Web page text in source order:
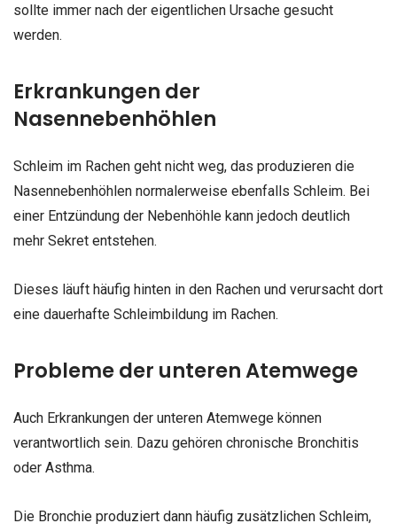
sollte immer nach der eigentlichen Ursache gesucht
werden.
Erkrankungen der
Nasennebenhöhlen
Schleim im Rachen geht nicht weg, das produzieren die
Nasennebenhöhlen normalerweise ebenfalls Schleim. Bei
einer Entzündung der Nebenhöhle kann jedoch deutlich
mehr Sekret entstehen.
Dieses läuft häufig hinten in den Rachen und verursacht dort
eine dauerhafte Schleimbildung im Rachen.
Probleme der unteren Atemwege
Auch Erkrankungen der unteren Atemwege können
verantwortlich sein. Dazu gehören chronische Bronchitis
oder Asthma.
Die Bronchie produziert dann häufig zusätzlichen Schleim,